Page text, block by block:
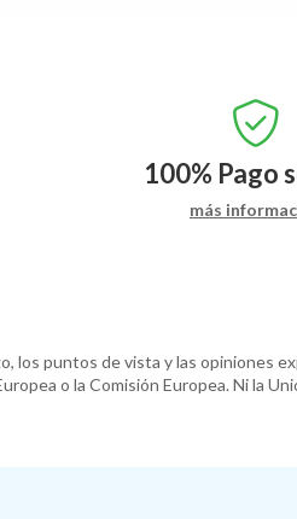
100% Pago
más
los puntos de vista y las opiniones
o la Comisión Europea. Ni la